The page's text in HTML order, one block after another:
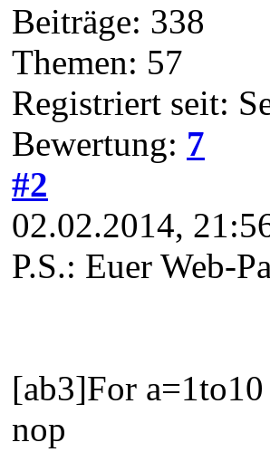
Beiträge: 338
Themen: 57
Registriert seit:
Bewertung: 7
#2
02.02.2014,
P.S.: Euer Web-
[ab3]For a=1to10
nop